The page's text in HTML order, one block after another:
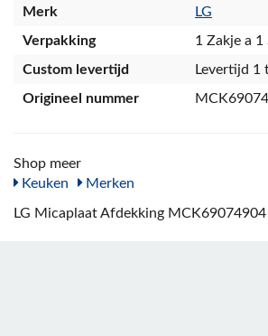
Merk
LG
Verpakking
1 Zakje a 1
Custom levertijd
Levertijd 1
Origineel nummer
Shop meer
Keuken
Merken
LG Micaplaat Afdekking MCK69074904